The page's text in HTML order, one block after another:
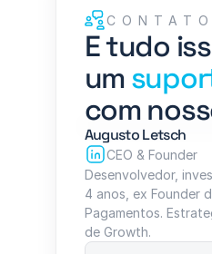
E tudo
um
com
Augusto Letsch
CEO & Founder
Desenvolvedor,
4 anos, ex Founder
Pagamentos.
de Growth.